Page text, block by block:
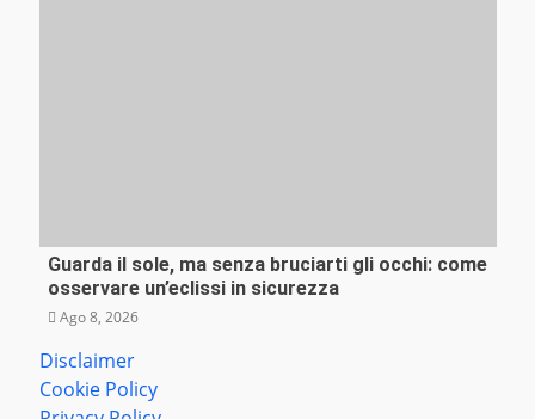
Tecnologia
Guarda il sole, ma senza bruciarti gli occhi: come
osservare un’eclissi in sicurezza
Ago 8, 2026
Disclaimer
Cookie Policy